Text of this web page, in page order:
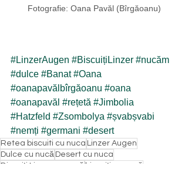
Fotografie: Oana Pavăl (Bîrgăoanu)
#LinzerAugen #BiscuițiLinzer #nucăm
#dulce #Banat #Oana
#oanapavălbîrgăoanu #oana
#oanapavăl #rețetă #Jimbolia
#Hatzfeld #Zsombolya #șvabșvabi
#nemți #germani #desert
Retea biscuiti cu nuca Linzer Augen
Dulce cu nucă Desert cu nuca
Biscuiți Linzer cu nucă biscuiți cu nucă